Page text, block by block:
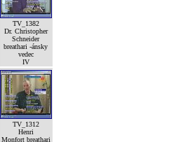
TV_1382
Dr. Christopher
Schneider
breathari -ánsky
vedec
IV
TV_1312
Henri
Monfort breathari